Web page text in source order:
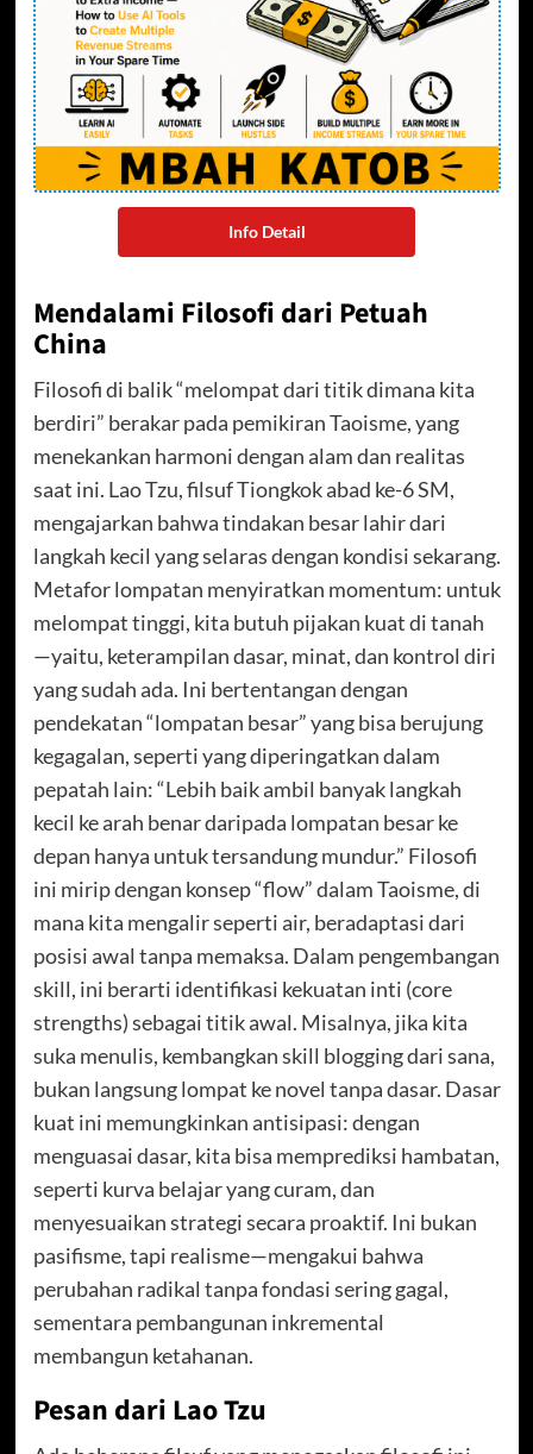
Info Detail
Mendalami Filosofi dari Petuah
China
Filosofi di balik “melompat dari titik dimana kita
berdiri” berakar pada pemikiran Taoisme, yang
menekankan harmoni dengan alam dan realitas
saat ini. Lao Tzu, filsuf Tiongkok abad ke-6 SM,
mengajarkan bahwa tindakan besar lahir dari
langkah kecil yang selaras dengan kondisi sekarang.
Metafor lompatan menyiratkan momentum: untuk
melompat tinggi, kita butuh pijakan kuat di tanah
—yaitu, keterampilan dasar, minat, dan kontrol diri
yang sudah ada. Ini bertentangan dengan
pendekatan “lompatan besar” yang bisa berujung
kegagalan, seperti yang diperingatkan dalam
pepatah lain: “Lebih baik ambil banyak langkah
kecil ke arah benar daripada lompatan besar ke
depan hanya untuk tersandung mundur.” Filosofi
ini mirip dengan konsep “flow” dalam Taoisme, di
mana kita mengalir seperti air, beradaptasi dari
posisi awal tanpa memaksa. Dalam pengembangan
skill, ini berarti identifikasi kekuatan inti (core
strengths) sebagai titik awal. Misalnya, jika kita
suka menulis, kembangkan skill blogging dari sana,
bukan langsung lompat ke novel tanpa dasar. Dasar
kuat ini memungkinkan antisipasi: dengan
menguasai dasar, kita bisa memprediksi hambatan,
seperti kurva belajar yang curam, dan
menyesuaikan strategi secara proaktif. Ini bukan
pasifisme, tapi realisme—mengakui bahwa
perubahan radikal tanpa fondasi sering gagal,
sementara pembangunan inkremental
membangun ketahanan.
Pesan dari Lao Tzu